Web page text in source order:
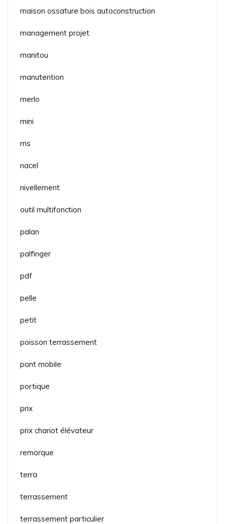
maison ossature bois autoconstruction
management projet
manitou
manutention
merlo
mini
ms
nacel
nivellement
outil multifonction
palan
palfinger
pdf
pelle
petit
poisson terrassement
pont mobile
portique
prix
prix chariot élévateur
remorque
terra
terrassement
terrassement particulier